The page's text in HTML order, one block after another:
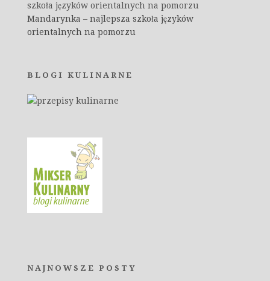
szkoła języków orientalnych na pomorzu
Mandarynka – najlepsza szkoła języków
orientalnych na pomorzu
BLOGI KULINARNE
NAJNOWSZE POSTY